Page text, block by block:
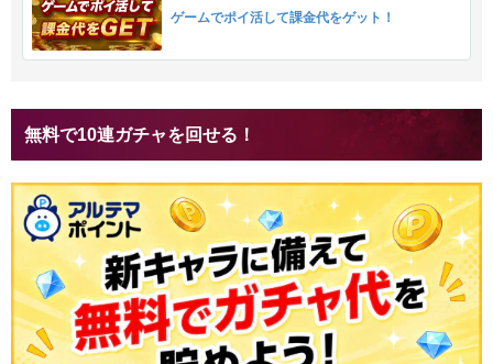
ゲームでポイ活して課金代をゲット！
無料で10連ガチャを回せる！